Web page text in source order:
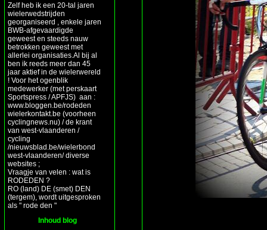
Zelf heb ik een 20-tal jaren
wielerwedstrijden
georganiseerd , enkele jaren
BWB-afgevaardigde
geweest en steeds nauw
betrokken geweest met
allerlei organisaties.Al bij al
ben ik reeds meer dan 45
jaar aktief in de wielerwereld
! Voor het ogenblik
medewerker (met perskaart
Sportspress / APFJS) aan :
www.bloggen.be/rodeden
wielerkontakt.be (voorheen
cyclingnews.nu) / de krant
van west-vlaanderen /
cycling
/nieuwsblad.be/wielerbond
west-vlaanderen/ diverse
websites ;
Vraagje van velen : wat is
RODEDEN ?
RO (land) DE (smet) DEN
(tergem), wordt uitgesproken
als " rode den "
Inhoud blog